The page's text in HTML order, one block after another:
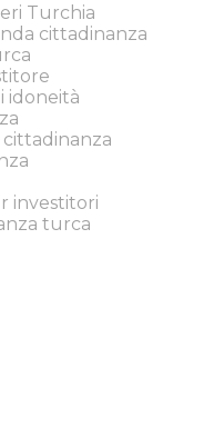
Turchia
cittadinanza
idoneità
investitori
turca